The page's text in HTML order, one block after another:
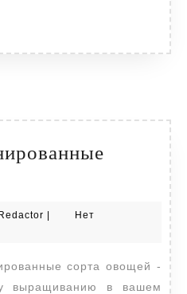
Redactor
|
Нет
выращиванию в вашем